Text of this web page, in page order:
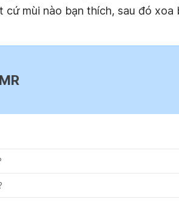
cứ mùi nào bạn thích, sau đó